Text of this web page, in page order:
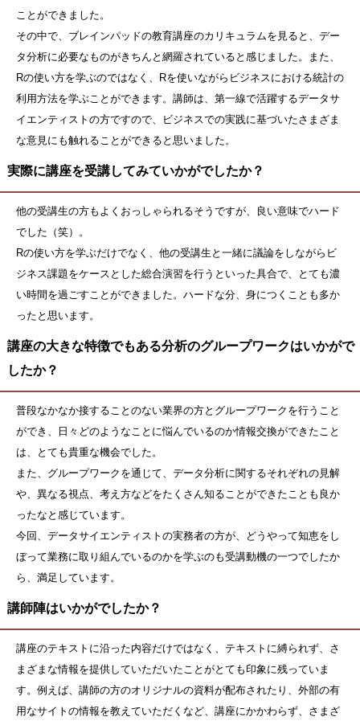
ことができました。
その中で、ブレインパッドの教育講座のカリキュラムを見ると、デー
タ分析に必要なものがきちんと網羅されていると感じました。また、
Rの使い方を学ぶのではなく、Rを使いながらビジネスにおける統計の
利用方法を学ぶことができます。講師は、第一線で活躍するデータサ
イエンティストの方ですので、ビジネスでの実践に基づいたさまざま
な意見にも触れることができると思いました。
実際に講座を受講してみていかがでしたか？
他の受講生の方もよくおっしゃられるそうですが、良い意味でハード
でした（笑）。
Rの使い方を学ぶだけでなく、他の受講生と一緒に議論をしながらビ
ジネス課題をケースとした総合演習を行うといった具合で、とても濃
い時間を過ごすことができました。ハードな分、身につくことも多か
ったと思います。
講座の大きな特徴でもある分析のグループワークはいかがで
したか？
普段なかなか接することのない業界の方とグループワークを行うこと
ができ、日々どのようなことに悩んでいるのか情報交換ができたこと
は、とても貴重な機会でした。
また、グループワークを通じて、データ分析に関するそれぞれの見解
や、異なる視点、考え方などをたくさん知ることができたことも良か
ったなと感じています。
今回、データサイエンティストの実務者の方が、どうやって知恵をし
ぼって業務に取り組んでいるのかを学ぶのも受講動機の一つでしたか
ら、満足しています。
講師陣はいかがでしたか？
講座のテキストに沿った内容だけではなく、テキストに縛られず、さ
まざまな情報を提供していただいたことがとても印象に残っていま
す。例えば、講師の方のオリジナルの資料が配布されたり、外部の有
用なサイトの情報を教えていただくなど、講座にかかわらず、さまざ